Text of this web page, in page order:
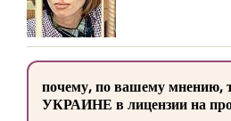
почему, по вашему мнению,
УКРАИНЕ в лицензии на